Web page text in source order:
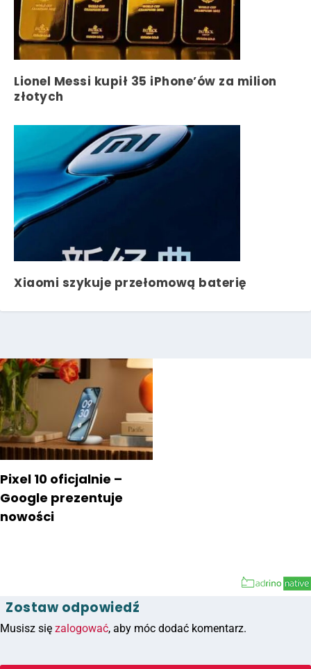
Lionel Messi kupił 35 iPhone’ów za milion
złotych
Xiaomi szykuje przełomową baterię
Pixel 10 oficjalnie –
Google prezentuje
nowości
Zostaw odpowiedź
Musisz się zalogować, aby móc dodać komentarz.